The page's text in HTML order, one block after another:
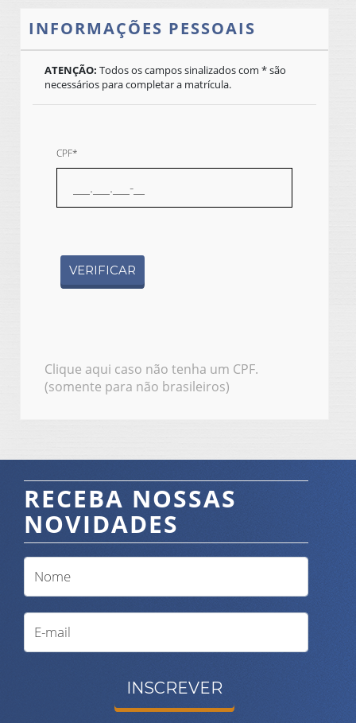
INFORMAÇÕES PESSOAIS
ATENÇÃO: Todos os campos sinalizados com * são
necessários para completar a matrícula.
CPF*
VERIFICAR
Clique aqui caso não tenha um CPF.
(somente para não brasileiros)
RECEBA NOSSAS
NOVIDADES
INSCREVER